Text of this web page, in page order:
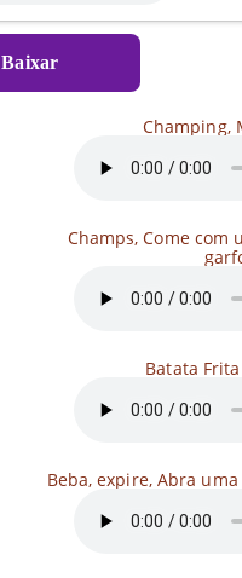
Baixar
Champing,
Champs, Come com
Batata
Beba, expire, Abra